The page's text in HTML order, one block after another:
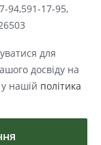
94,591-17-95,
для
досвіду на
нашій політика